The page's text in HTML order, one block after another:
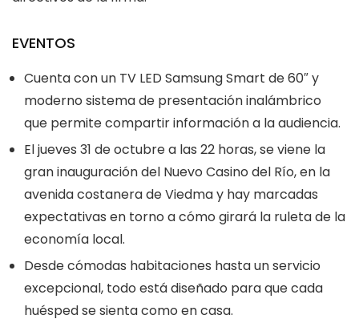
EVENTOS
Cuenta con un TV LED Samsung Smart de 60″ y
moderno sistema de presentación inalámbrico
que permite compartir información a la audiencia.
El jueves 31 de octubre a las 22 horas, se viene la
gran inauguración del Nuevo Casino del Río, en la
avenida costanera de Viedma y hay marcadas
expectativas en torno a cómo girará la ruleta de la
economía local.
Desde cómodas habitaciones hasta un servicio
excepcional, todo está diseñado para que cada
huésped se sienta como en casa.